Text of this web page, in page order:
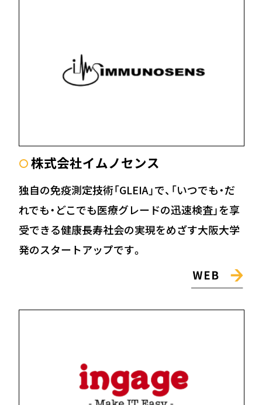
〇 株式会社イムノセンス
独自の免疫測定技術「GLEIA」で、「いつでも・だ
れでも・どこでも医療グレードの迅速検査」を享
受できる健康長寿社会の実現をめざす大阪大学
発のスタートアップです。